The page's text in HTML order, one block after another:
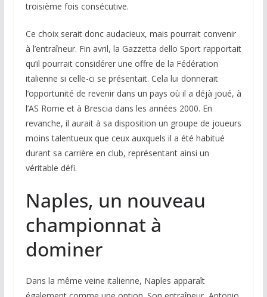
troisième fois consécutive.
Ce choix serait donc audacieux, mais pourrait convenir
à l’entraîneur. Fin avril, la Gazzetta dello Sportrapportait
qu’il pourrait considérer une offre de la Fédération
italienne si celle-ci se présentait. Cela lui donnerait
l’opportunité de revenir dans un pays où il a déjà joué, à
l’AS Rome et à Brescia dans les années 2000. En
revanche, il aurait à sa disposition un groupe de joueurs
moins talentueux que ceux auxquels il a été habitué
durant sa carrière en club, représentant ainsi un
véritable défi.
Naples, un nouveau
championnat à
dominer
Dans la même veine italienne, Naples apparaît